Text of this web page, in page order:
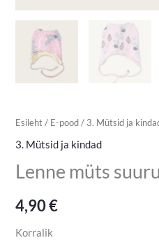
Esileht/ E-pood/ 3. Mütsid ja
3. Mütsid ja kindad
Lenne müts
4,90€
Korralik